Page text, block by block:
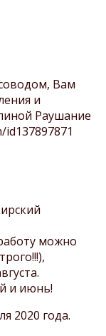
Вам
и
Раушание
можно
и июнь!
2020 года.